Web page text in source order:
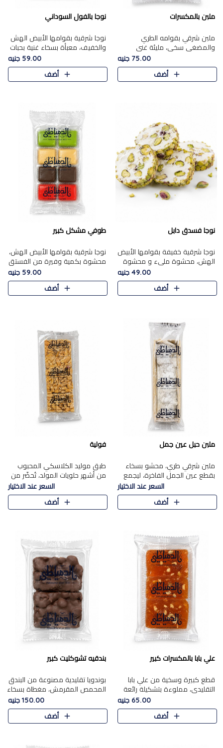
ملبن بالمكسرات
ملبن شرقي بقوامه الطري
والمضغي سخي، مليئة غني
بتشكيلة فاخرة من المكسرات
مشكلة المختارة التي تقدم تضيف
قرمشة مميزة مرضية ونكهة
75.00 جنيه
أضف
نوجا بالفول السوداني
نوجا شرقية بقوامها الأبيض الهش
والخفيف، معبأة بسخاء غنية بحبات
الفول السوداني المحمص التي
يقدم تضيف قرمشة مميزة مرضية
وتوازنًا رائعًا مع حلا..
59.00 جنيه
أضف
نوجا فسدق دابل
نوجا شرقية خفيفة بقوامها الأبيض
الهش، محشوة مليء و محشوة
بـكمية وفيرة من الفستق الفاخر
لتمنحك نكهة مكسرات غنية
وقرمشة مميزة في كل قطعة و
49.00 جنيه
أضف
طوفي مشكل كبير
نوجا شرقية بقوامها الأبيض الهش،
محشوة بكمية وفيرة من الفستق
الفاخر لتمنحك نكهة غنية وقرمشة
مميزة في كل قطعة، لتجربة تجمع
بين الفخامة والمذاق..
59.00 جنيه
أضف
ملبن حبل عين جمل
ملبن شرقي طري، محشو بسخاء
بقطع عين الجمل الفاخرة، ليجمع
بين القوام الناعم وقرمشة الجوز
في مذاق شرقي أصيل.
السعر عند الاختيار
أضف
فولية
طبق موليد الكلاسكي المحبوب
من أشهر حلويات المولد، تُحضّر من
فول سوداني محمص بعناية
ومغلف بطبقة رقيقة من السكر
المكرمل، لتمنحك قرمشة أصيلة
السعر عند الاختيار
أضف
علي بابا بالمكسرات كبير
قطع كبيرة وسخية من علي بابا
التقليدي، مملوءة بتشكيلة رائعة
من المكسرات المحمصة المحمرة.
65.00 جنيه
أضف
بندقيه تشوكليت كبير
بوندويا تقليدية مصنوعة من البندق
المحمص المقرمش، مغطاة بسخاء
بشوكولاتة فاخرة غنية لتحقيق
التوازن المثالي بين قوام القرمشة
ونكهة الشوكولاتة ا..
150.00 جنيه
أضف